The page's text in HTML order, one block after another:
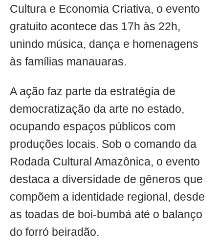
Cultura e Economia Criativa, o evento
gratuito acontece das 17h às 22h,
unindo música, dança e homenagens
às famílias manauaras.
A ação faz parte da estratégia de
democratização da arte no estado,
ocupando espaços públicos com
produções locais. Sob o comando da
Rodada Cultural Amazônica, o evento
destaca a diversidade de gêneros que
compõem a identidade regional, desde
as toadas de boi-bumbá até o balanço
do forró beiradão.